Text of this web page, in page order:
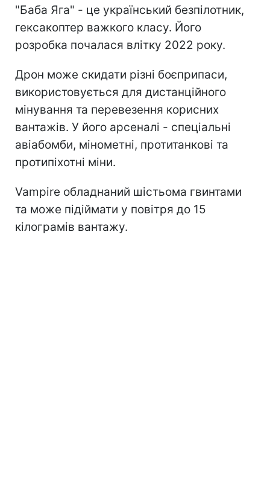
"Баба Яга" - це український безпілотник,
гексакоптер важкого класу. Його
розробка почалася влітку 2022 року.
Дрон може скидати різні боєприпаси,
використовується для дистанційного
мінування та перевезення корисних
вантажів. У його арсеналі - спеціальні
авіабомби, мінометні, протитанкові та
протипіхотні міни.
Vampire обладнаний шістьома гвинтами
та може підіймати у повітря до 15
кілограмів вантажу.